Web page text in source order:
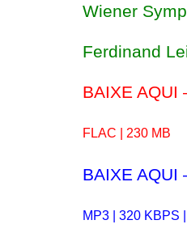
Wiener
Ferdinand
BAIXE AQUI
FLAC | 230 MB
BAIXE AQUI
MP3 | 320 KBPS